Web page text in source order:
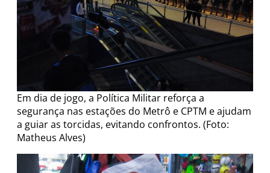
Em dia de jogo, a Política Militar reforça a
segurança nas estações do Metrô e CPTM e ajudam
a guiar as torcidas, evitando confrontos. (Foto:
Matheus Alves)